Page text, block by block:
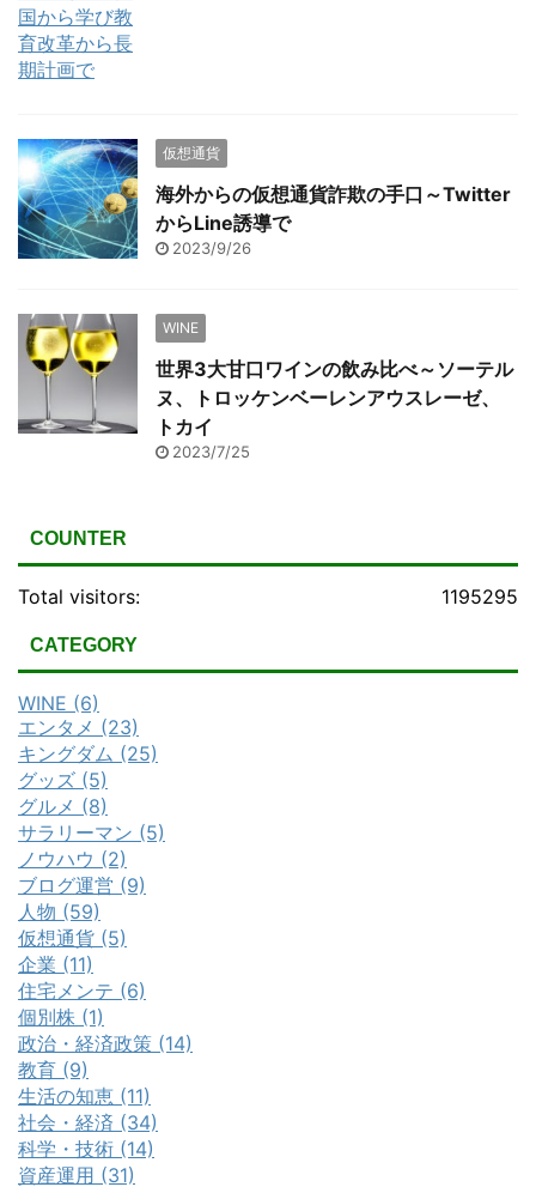
仮想通貨
海外からの仮想通貨詐欺の手口～Twitter
からLine誘導で
2023/9/26
WINE
世界3大甘口ワインの飲み比べ～ソーテル
ヌ、トロッケンベーレンアウスレーゼ、
トカイ
2023/7/25
COUNTER
1195295
Total visitors:
CATEGORY
WINE (6)
エンタメ (23)
キングダム (25)
グッズ (5)
グルメ (8)
サラリーマン (5)
ノウハウ (2)
ブログ運営 (9)
人物 (59)
仮想通貨 (5)
企業 (11)
住宅メンテ (6)
個別株 (1)
政治・経済政策 (14)
教育 (9)
生活の知恵 (11)
社会・経済 (34)
科学・技術 (14)
資産運用 (31)